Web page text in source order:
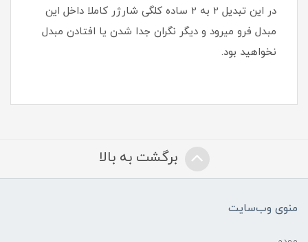
در این تبدیل 2 به 2 ساده کلگی شارژر کاملا داخل این
مبدل فرو میرود و دیگر نگران جدا شدن یا افتادن مبدل
نخواهید بود.
برگشت به بالا
منوی وب‌سایت